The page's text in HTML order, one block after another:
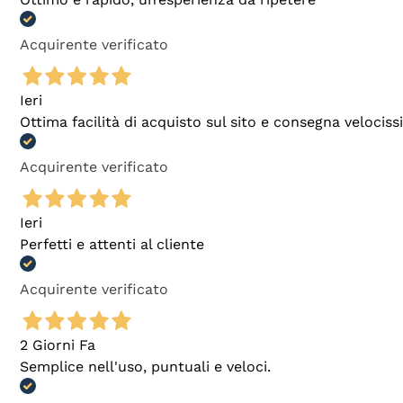
Acquirente verificato
Ieri
Ottima facilità di acquisto sul sito e consegna
Acquirente verificato
Ieri
Perfetti e attenti al cliente
Acquirente verificato
2 Giorni Fa
Semplice nell'uso, puntuali e veloci.